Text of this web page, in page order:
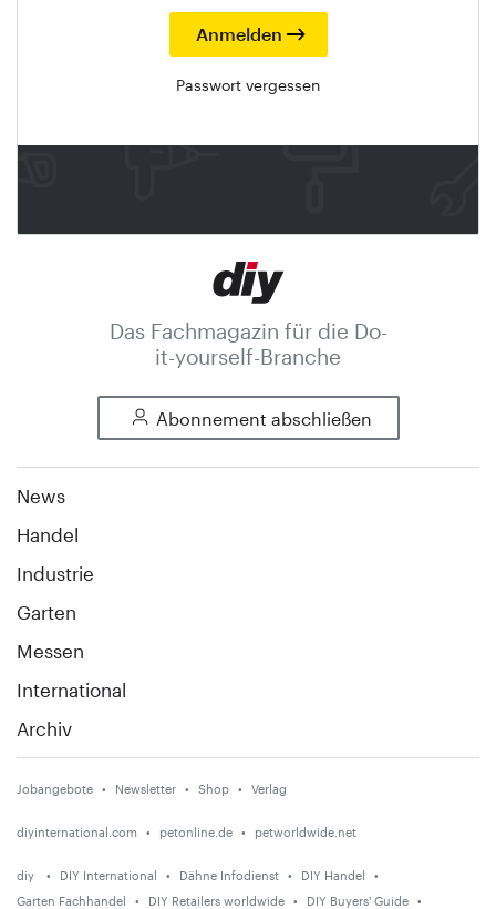
Passwort vergessen
Das Fachmagazin für die Do-
it-yourself-Branche
Abonnement abschließen
News
Handel
Industrie
Garten
Messen
International
Archiv
Jobangebote Newsletter Shop Verlag
diyinternational.com petonline.de petworldwide.net
diy DIY International Dähne Infodienst
DIY Handel
Garten Fachhandel
DIY Retailers worldwide DIY Buyers' Guide